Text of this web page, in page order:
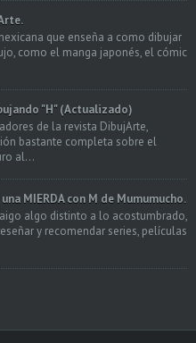
que enseña a como dibujar
como el manga japonés, el cómic
"H" (Actualizado)
de la revista DibujArte,
bastante completa sobre el
al...
MIERDA con M de Mumumucho.
algo distinto a lo acostumbrado,
y recomendar series, películas